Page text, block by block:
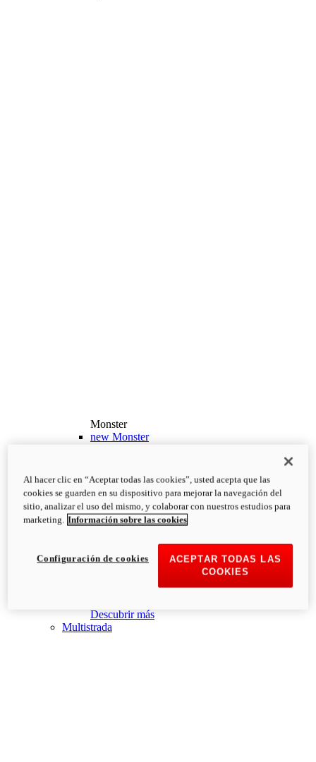
Monster
new Monster
PVP Recomendado desde: 13.190€
i
Configurar
Descubrir más
new Monster +
Monster +
newMonster 100
Descubrir más
Multistrada
Al hacer clic en “Aceptar todas las cookies”, usted acepta que las
cookies se guarden en su dispositivo para mejorar la navegación del
sitio, analizar el uso del mismo, y colaborar con nuestros estudios para
marketing. Información sobre las cookies
ACEPTAR TODAS LAS
COOKIES
Configuración de cookies